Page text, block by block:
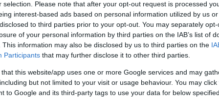
selection. Please note that after your opt-out request is processed
interest-based ads based on personal information utilized by us
to third parties prior to your opt-out. You may separately
of your personal information by third parties on the IAB’s list of
This information may also be disclosed by us to third parties on the
Participants that may further disclose it to other third parties.
that this website/app uses one or more Google services and may
but not limited to your visit or usage behaviour. You may
to Google and its third-party tags to use your data for below
hetedik albuma. A lemezre
és a Csak a szívemet
közös duettje, a Hello is,